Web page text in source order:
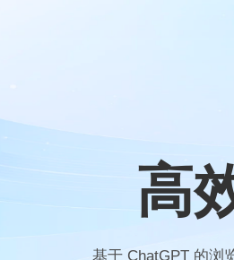
高
基于 ChatGPT 的浏